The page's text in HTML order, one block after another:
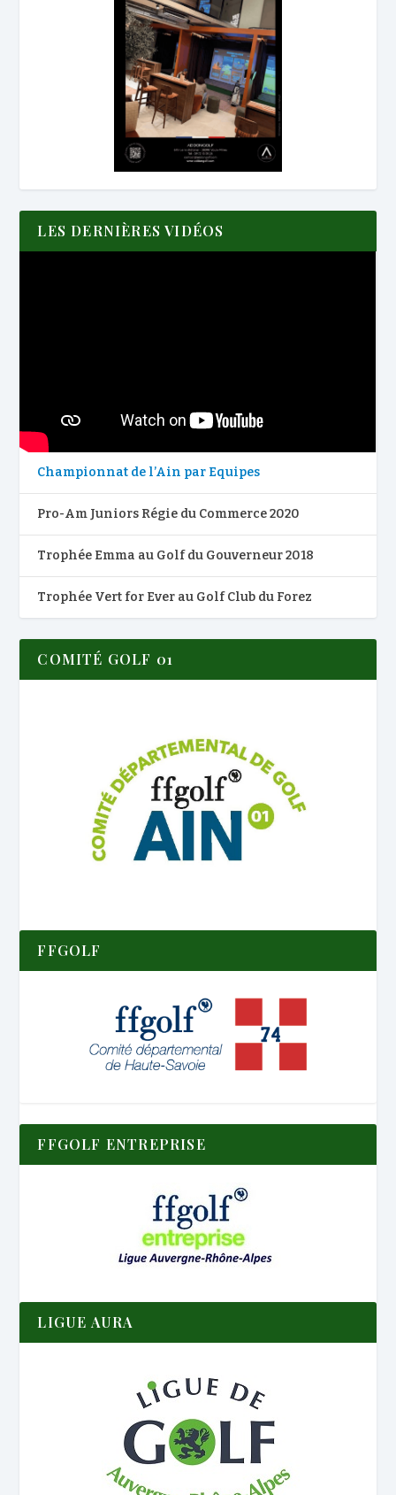
LES DERNIÈRES VIDÉOS
Championnat de l’Ain par Equipes
Pro-Am Juniors Régie du Commerce 2020
Trophée Emma au Golf du Gouverneur 2018
Trophée Vert for Ever au Golf Club du Forez
COMITÉ GOLF 01
FFGOLF
FFGOLF ENTREPRISE
LIGUE AURA